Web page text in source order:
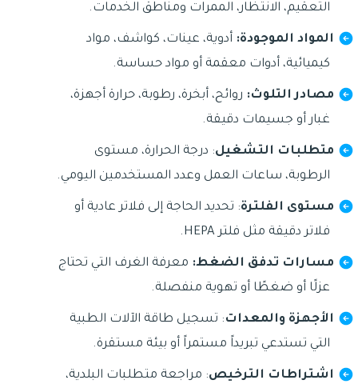
التعقيم، الانتظار، الممرات ومناطق الخدمات.
المواد الموجودة: أدوية، عينات، كواشف، مواد
كيميائية، أدوات معقمة أو مواد حساسة.
مصادر التلوث: روائح، أبخرة، رطوبة، حرارة أجهزة،
غبار أو جسيمات دقيقة.
متطلبات التشغيل: درجة الحرارة، مستوى
الرطوبة، ساعات العمل وعدد المستخدمين اليومي.
مستوى الفلترة: تحديد الحاجة إلى فلاتر عادية أو
فلاتر دقيقة مثل فلتر HEPA.
مسارات تدفق الضغط: معرفة الغرف التي تحتاج
عزلًا أو ضغطًا أو تهوية منفصلة.
الأجهزة والمعدات: تسجيل طاقة الآلات الطبية
التي تستدعي تبريداً مستمراً أو بيئة مستقرة.
اشتراطات الترخيص: مراجعة متطلبات البلدية،